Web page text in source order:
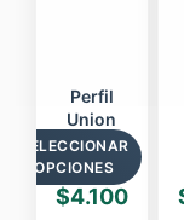
Perfil
Union
Muro
$4.100
SELECCIONAR
OPCIONES